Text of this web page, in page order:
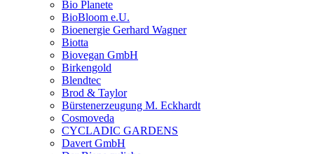
Bio Planete
BioBloom e.U.
Bioenergie Gerhard Wagner
Biotta
Biovegan GmbH
Birkengold
Blendtec
Brod & Taylor
Bürstenerzeugung M. Eckhardt
Cosmoveda
CYCLADIC GARDENS
Davert GmbH